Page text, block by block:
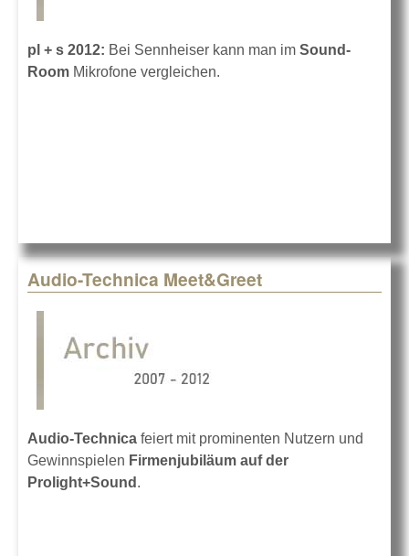
pl + s 2012: Bei Sennheiser kann man im Sound-
Room Mikrofone vergleichen.
Audio-Technica Meet&Greet
Audio-Technica feiert mit prominenten Nutzern und
Gewinnspielen Firmenjubiläum auf der
Prolight+Sound .